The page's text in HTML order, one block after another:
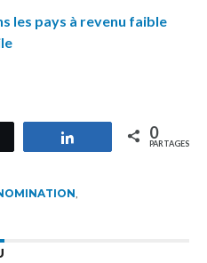
les pays à revenu faible
Partagez 0
PARTAGES
,